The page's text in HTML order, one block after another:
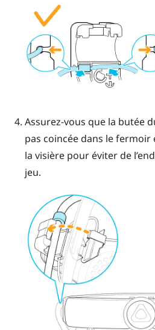
Assurez-vous que la butée
pas coincée dans le
la visière pour éviter de
jeu.